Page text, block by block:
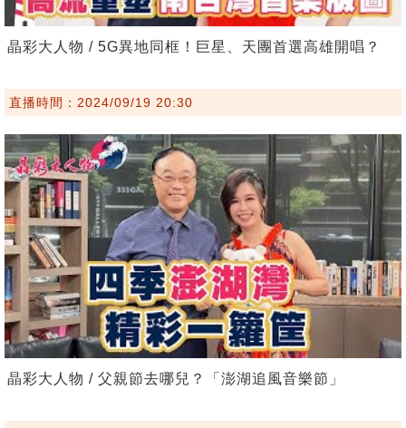
晶彩大人物 / 5G異地同框！巨星、天團首選高雄開唱？
直播時間：2024/09/19 20:30
晶彩大人物 / 父親節去哪兒？「澎湖追風音樂節」